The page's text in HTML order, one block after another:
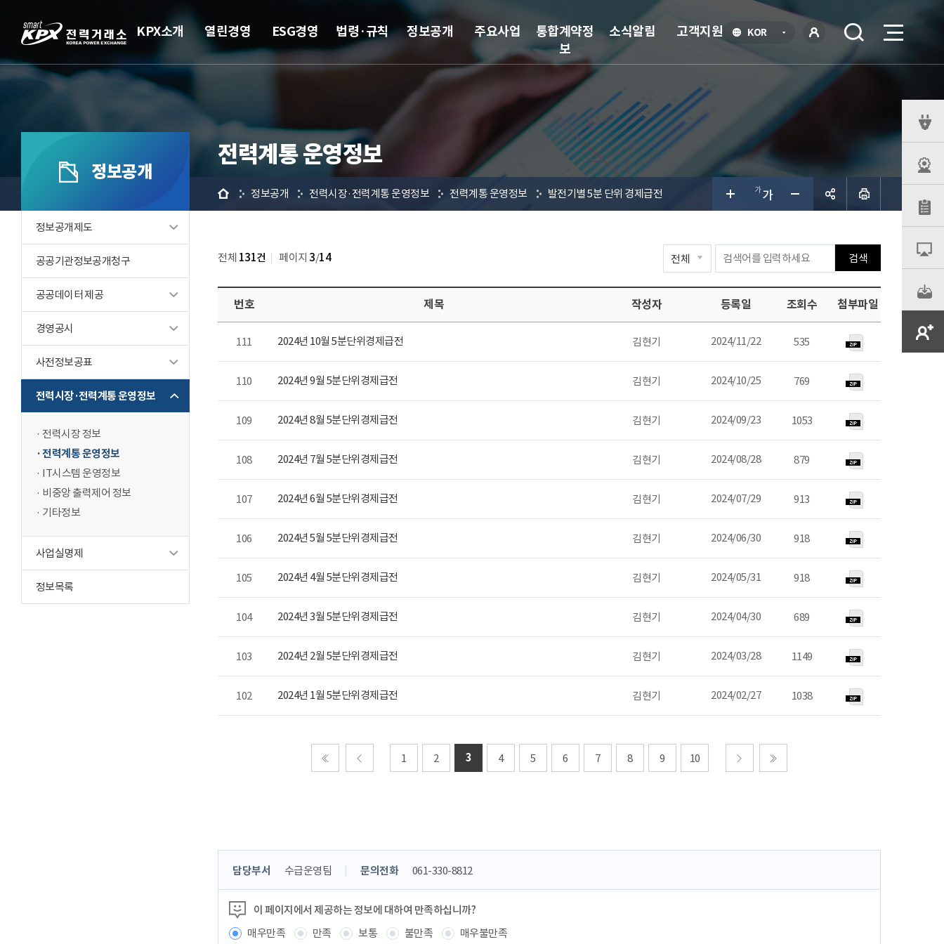
KOR언
그인
KPX소개 열린경영 ESG경영 법령·규칙 정보공개 주요사업
통합계약정
보
소식알림 고객지원
정보공개
정보공개제도
공공기관정보공개청구
공공데이터 제공
경영공시
사전정보공표
전력시장·전력계통 운영정보
전력시장 정보
전력계통 운영정보
IT시스템 운영정보
비중앙 출력제어 정보
기타정보
사업실명제
정보목록
전력계통 운영정보
홈 정보공개 전력시장·전력계통 운영정보 전력계통 운영정보 발전기별 5분 단위 경제급전
검색
전체 131건 페이지 3/14
번호 제목 작성자 등록일 조회수 첨부파일
111 2024년 10월 5분단위경제급전 김현기 2024/11/22 535
110 2024년 9월 5분단위경제급전 김현기 2024/10/25 769
109 2024년 8월 5분단위경제급전 김현기 2024/09/23 1053
108 2024년 7월 5분단위경제급전 김현기 2024/08/28 879
107 2024년 6월 5분단위경제급전 김현기 2024/07/29 913
106 2024년 5월 5분단위경제급전 김현기 2024/06/30 918
105 2024년 4월 5분단위경제급전 김현기 2024/05/31 918
104 2024년 3월 5분단위경제급전 김현기 2024/04/30 689
103 2024년 2월 5분단위경제급전 김현기 2024/03/28 1149
102 2024년 1월 5분단위경제급전 김현기 2024/02/27 1038
1 2 3 4 5 6 7 8 9
10
콘
츠
정
보
담당부서 수급운영팀 문의전화 061-330-8812
이 페이지에서 제공하는 정보에 대하여 만족하십니까?
매우만족
만족 보통 불만족 매우불만족
뉴